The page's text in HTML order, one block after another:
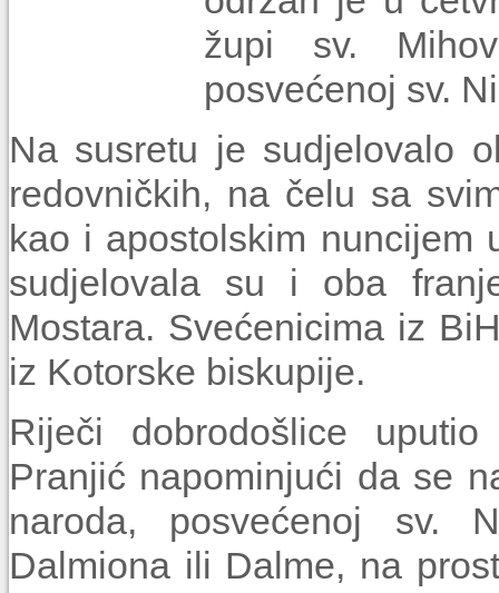
župi sv.
posvećenoj sv.
Na susretu je sudjelovalo
redovničkih, na čelu sa
kao i apostolskim nuncijem
sudjelovala su i oba
Mostara. Svećenicima iz
iz Kotorske biskupije.
Riječi dobrodošlice
Pranjić napominjući da se
naroda, posvećenoj sv.
Dalmiona ili Dalme, na